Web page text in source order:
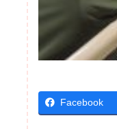
Facebook